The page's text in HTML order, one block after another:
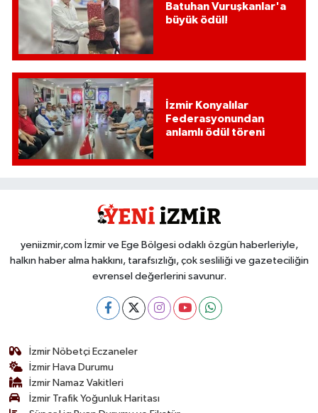
Batuhan Vuruşkanlar'a
büyük ödül!
İzmir Konyalılar
Federasyonundan
anlamlı ödül töreni
yeniizmir,com İzmir ve Ege Bölgesi odaklı özgün haberleriyle,
halkın haber alma hakkını, tarafsızlığı, çok sesliliği ve gazeteciliğin
evrensel değerlerini savunur.
İzmir Nöbetçi Eczaneler
İzmir Hava Durumu
İzmir Namaz Vakitleri
İzmir Trafik Yoğunluk Haritası